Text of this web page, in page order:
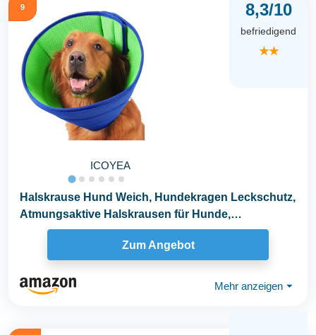
9
ICOYEA
8,3/10
befriedigend
★★
Halskrause Hund Weich, Hundekragen Leckschutz,
Atmungsaktive Halskrausen für Hunde,
Einstellbarer...
Zum Angebot
Mehr anzeigen ⏷